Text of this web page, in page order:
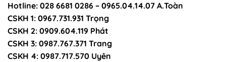
Hotline: 028 6681 0286 – 0965.04.14.07 A.Toàn
CSKH 1: 0967.731.931 Trọng
CSKH 2: 0909.604.119 Phát
CSKH 3: 0987.767.371 Trang
CSKH 4: 0987.717.570 Uyên